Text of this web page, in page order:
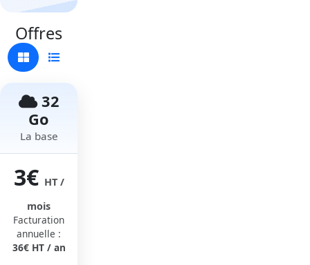
Offres
32
Go
La base
3€ HT /
mois
Facturation
annuelle :
36€ HT / an